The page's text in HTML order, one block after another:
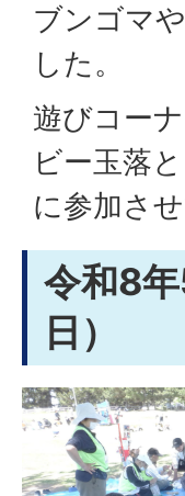
ブンゴマ
した。
遊びコー
ビー玉落
に参加さ
令和8
日）